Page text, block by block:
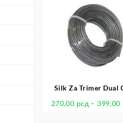
Silk Za Trimer Dual
270,00 рсд – 399,00